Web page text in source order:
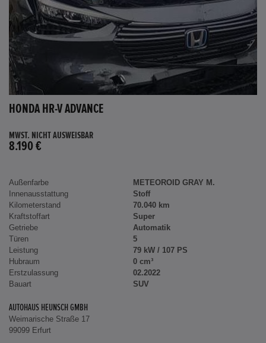
HONDA HR-V ADVANCE
MWST. NICHT AUSWEISBAR
8.190 €
Außenfarbe
METEOROID GRAY M.
Innenausstattung
Stoff
Kilometerstand
70.040 km
Kraftstoffart
Super
Getriebe
Automatik
Türen
5
Leistung
79 kW / 107 PS
Hubraum
0 cm³
Erstzulassung
02.2022
Bauart
SUV
AUTOHAUS HEUNSCH GMBH
Weimarische Straße 17
99099 Erfurt